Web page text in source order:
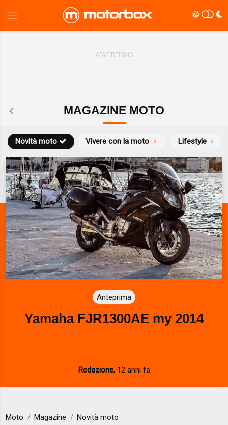
MAGAZINE MOTO
Novità moto Vivere con la moto Lifestyle
Anteprima
Yamaha FJR1300AE my 2014
Redazione, 12 anni fa
Moto Magazine Novità moto